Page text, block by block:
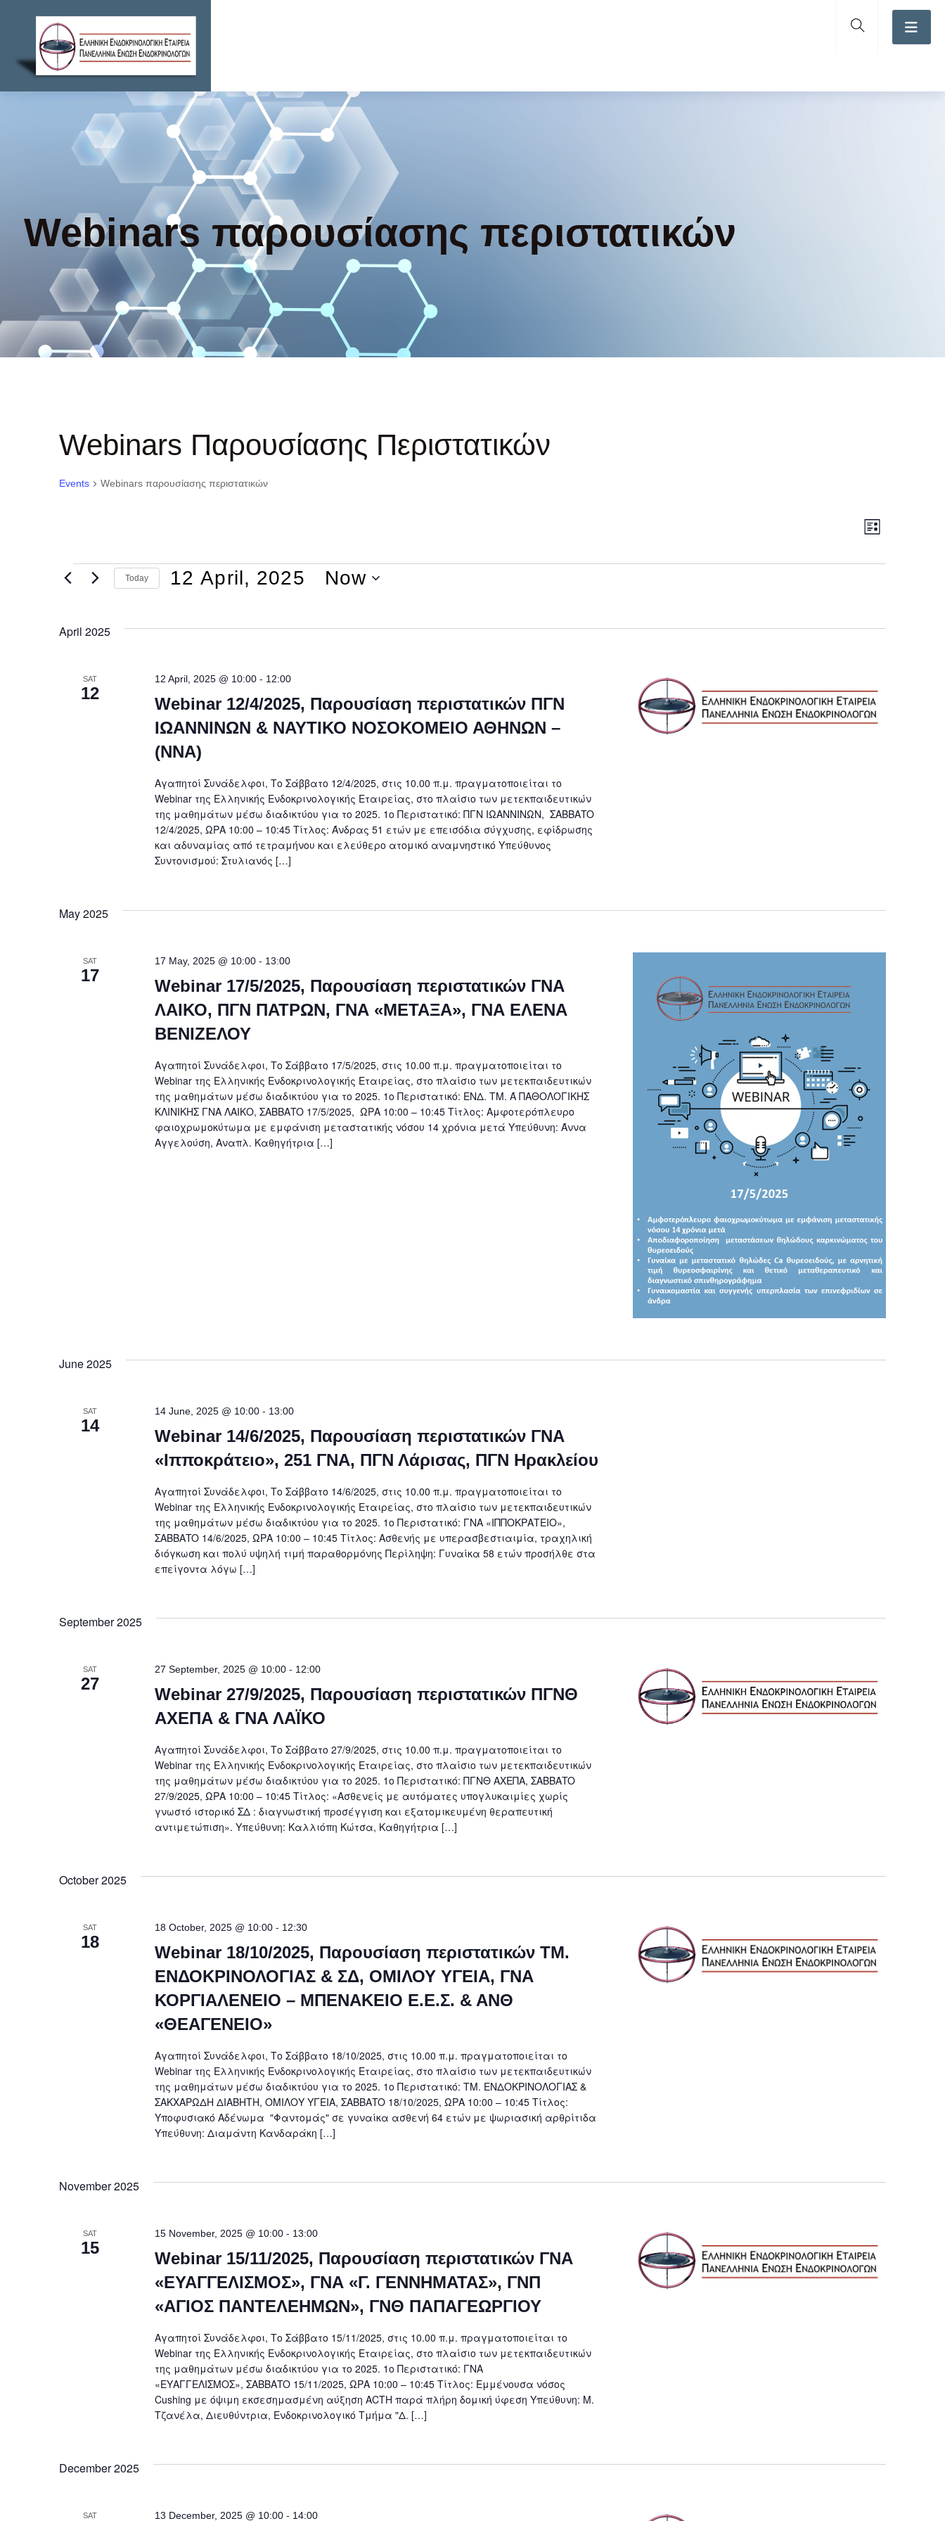
Webinars παρουσίασης περιστατικών
Webinars Παρουσίασης Περιστατικών
Events Webinars παρουσίασης περιστατικών
V
I
W
N
A
N
E
I
E
A
Λίστα
Events
Today 12 April, 2025 Now
April 2025
SAT
12
Webinar 12/4/2025, Παρουσίαση περιστατικών ΠΓΝ
ΙΩΑΝΝΙΝΩΝ & ΝΑΥΤΙΚΟ ΝΟΣΟΚΟΜΕΙΟ ΑΘΗΝΩΝ –
(ΝΝΑ)
12 April, 2025 @ 10:00- 12:00
Αγαπητοί Συνάδελφοι, Το Σάββατο 12/4/2025, στις 10.00 π.μ. πραγματοποιείται το
Webinar της Ελληνικής Ενδοκρινολογικής Εταιρείας, στο πλαίσιο των μετεκπαιδευτικών
της μαθημάτων μέσω διαδικτύου για το 2025. 1ο Περιστατικό: ΠΓΝ ΙΩΑΝΝΙΝΩΝ, ΣΑΒΒΑTO
12/4/2025, ΩΡΑ 10:00 – 10:45 Τίτλος: Άνδρας 51 ετών με επεισόδια σύγχυσης, εφίδρωσης
και αδυναμίας από τετραμήνου και ελεύθερο ατομικό αναμνηστικό Υπεύθυνος
Συντονισμού: Στυλιανός […]
May 2025
SAT
17
Webinar 17/5/2025, Παρουσίαση περιστατικών ΓΝΑ
ΛΑΙΚΟ, ΠΓΝ ΠΑΤΡΩΝ, ΓΝΑ «ΜΕΤΑΞΑ», ΓΝΑ ΕΛΕΝΑ
ΒΕΝΙΖΕΛΟΥ
17 May, 2025 @ 10:00- 13:00
Αγαπητοί Συνάδελφοι, Το Σάββατο 17/5/2025, στις 10.00 π.μ. πραγματοποιείται το
Webinar της Ελληνικής Ενδοκρινολογικής Εταιρείας, στο πλαίσιο των μετεκπαιδευτικών
της μαθημάτων μέσω διαδικτύου για το 2025. 1o Περιστατικό: ΕΝΔ. ΤΜ. Ά ΠΑΘΟΛΟΓΙΚΗΣ
ΚΛΙΝΙΚΗΣ ΓΝΑ ΛΑΙΚΟ, ΣΑΒΒΑTO 17/5/2025, ΩΡΑ 10:00 – 10:45 Τίτλος: Αμφοτερόπλευρο
φαιοχρωμοκύτωμα με εμφάνιση μεταστατικής νόσου 14 χρόνια μετά Υπεύθυνη: Άννα
Αγγελούση, Αναπλ. Καθηγήτρια […]
June 2025
SAT
14
Webinar 14/6/2025, Παρουσίαση περιστατικών ΓΝΑ
«Ιπποκράτειο», 251 ΓΝΑ, ΠΓΝ Λάρισας, ΠΓΝ Ηρακλείου
14 June, 2025 @ 10:00- 13:00
Αγαπητοί Συνάδελφοι, Το Σάββατο 14/6/2025, στις 10.00 π.μ. πραγματοποιείται το
Webinar της Ελληνικής Ενδοκρινολογικής Εταιρείας, στο πλαίσιο των μετεκπαιδευτικών
της μαθημάτων μέσω διαδικτύου για το 2025. 1o Περιστατικό: ΓΝΑ «ΙΠΠΟΚΡΑΤΕΙΟ»,
ΣΑΒΒΑTO 14/6/2025, ΩΡΑ 10:00 – 10:45 Τίτλος: Ασθενής με υπερασβεστιαιμία, τραχηλική
διόγκωση και πολύ υψηλή τιμή παραθορμόνης Περίληψη: Γυναίκα 58 ετών προσήλθε στα
επείγοντα λόγω […]
September 2025
SAT
27
Webinar 27/9/2025, Παρουσίαση περιστατικών ΠΓΝΘ
ΑΧΕΠΑ & ΓΝΑ ΛΑΪΚΟ
27 September, 2025 @ 10:00- 12:00
Αγαπητοί Συνάδελφοι, Το Σάββατο 27/9/2025, στις 10.00 π.μ. πραγματοποιείται το
Webinar της Ελληνικής Ενδοκρινολογικής Εταιρείας, στο πλαίσιο των μετεκπαιδευτικών
της μαθημάτων μέσω διαδικτύου για το 2025. 1ο Περιστατικό: ΠΓΝΘ ΑΧΕΠΑ, ΣΑΒΒΑTO
27/9/2025, ΩΡΑ 10:00 – 10:45 Τίτλος: «Ασθενείς με αυτόματες υπογλυκαιμίες χωρίς
γνωστό ιστορικό ΣΔ : διαγνωστική προσέγγιση και εξατομικευμένη θεραπευτική
αντιμετώπιση». Υπεύθυνη: Καλλιόπη Κώτσα, Καθηγήτρια […]
October 2025
SAT
18
Webinar 18/10/2025, Παρουσίαση περιστατικών ΤΜ.
ΕΝΔΟΚΡΙΝΟΛΟΓΙΑΣ & ΣΔ, ΟΜΙΛΟΥ ΥΓΕΙΑ, ΓΝΑ
ΚΟΡΓΙΑΛΕΝΕΙΟ – ΜΠΕΝΑΚΕΙΟ Ε.Ε.Σ. & ΑΝΘ
«ΘΕΑΓΕΝΕΙΟ»
18 October, 2025 @ 10:00- 12:30
Αγαπητοί Συνάδελφοι, Το Σάββατο 18/10/2025, στις 10.00 π.μ. πραγματοποιείται το
Webinar της Ελληνικής Ενδοκρινολογικής Εταιρείας, στο πλαίσιο των μετεκπαιδευτικών
της μαθημάτων μέσω διαδικτύου για το 2025. 1ο Περιστατικό: ΤΜ. ΕΝΔΟΚΡΙΝΟΛΟΓΙΑΣ &
ΣΑΚΧΑΡΩΔΗ ΔΙΑΒΗΤΗ, ΟΜΙΛΟΥ ΥΓΕΙΑ, ΣΑΒΒΑTO 18/10/2025, ΩΡΑ 10:00 – 10:45 Τίτλος:
Υποφυσιακό Αδένωμα "Φαντομάς" σε γυναίκα ασθενή 64 ετών με ψωριασική αρθρίτιδα
Υπεύθυνη: Διαμάντη Κανδαράκη […]
November 2025
SAT
15
Webinar 15/11/2025, Παρουσίαση περιστατικών ΓΝΑ
«ΕΥΑΓΓΕΛΙΣΜΟΣ», ΓΝΑ «Γ. ΓΕΝΝΗΜΑΤΑΣ», ΓΝΠ
«ΑΓΙΟΣ ΠΑΝΤΕΛΕΗΜΩΝ», ΓΝΘ ΠΑΠΑΓΕΩΡΓΙΟΥ
15 November, 2025 @ 10:00- 13:00
Αγαπητοί Συνάδελφοι, Το Σάββατο 15/11/2025, στις 10.00 π.μ. πραγματοποιείται το
Webinar της Ελληνικής Ενδοκρινολογικής Εταιρείας, στο πλαίσιο των μετεκπαιδευτικών
της μαθημάτων μέσω διαδικτύου για το 2025. 1ο Περιστατικό: ΓΝΑ
«ΕΥΑΓΓΕΛΙΣΜΟΣ», ΣΑΒΒΑTO 15/11/2025, ΩΡΑ 10:00 – 10:45 Tίτλος: Εμμένουσα νόσος
Cushing με όψιμη εκσεσημασμένη αύξηση ACTH παρά πλήρη δομική ύφεση Υπεύθυνη: Μ.
Τζανέλα, Διευθύντρια, Ενδοκρινολογικό Τμήμα "Δ. […]
December 2025
SAT 13 December, 2025 @ 10:00- 14:00